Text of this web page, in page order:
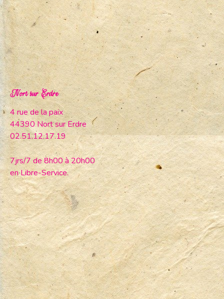
Nort sur Erdre
4 rue de la paix
44390 Nort sur Erdre
02.51.12.17.19
7jrs/7 de 8h00 à 20h00
en Libre-Service.